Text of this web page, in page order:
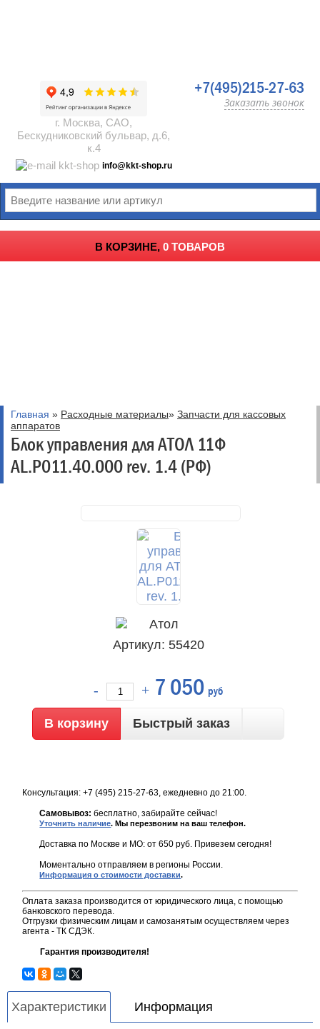
г. Москва, САО,
Бескудниковский бульвар, д.6,
к.4
info@kkt-shop.ru
+7(495)215-27-63
Заказать звонок
В КОРЗИНЕ, 0 ТОВАРОВ
Главная » Расходные материалы» Запчасти для кассовых
аппаратов
Блок управления для АТОЛ 11Ф
AL.P011.40.000 rev. 1.4 (РФ)
Артикул: 55420
7 050 руб
Быстрый заказ
Консультация: +7 (495) 215-27-63, ежедневно до 21:00.
Самовывоз: бесплатно, забирайте сейчас!
Уточнить наличие. Мы перезвоним на ваш телефон.
Доставка по Москве и МО: от 650 руб. Привезем сегодня!
Моментально отправляем в регионы России.
Информация о стоимости доставки.
Оплата заказа производится от юридического лица, с помощью
банковского перевода.
Отгрузки физическим лицам и самозанятым осуществляем через
агента - ТК СДЭК.
Гарантия производителя!
Характеристики Информация